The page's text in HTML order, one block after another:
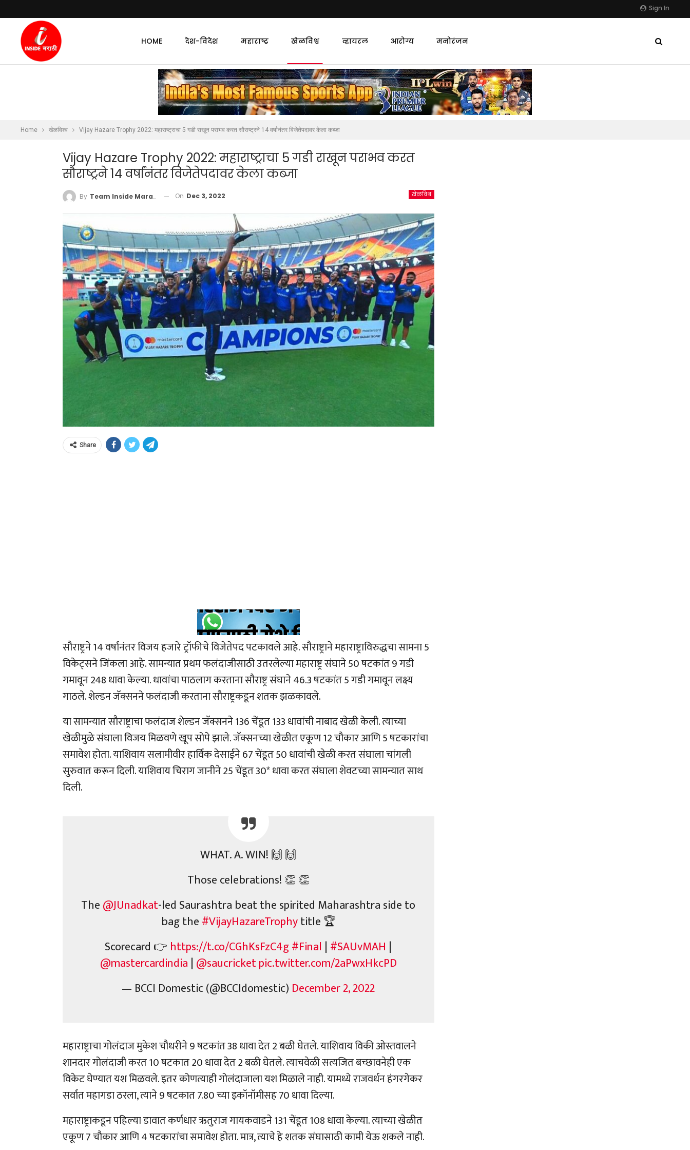
Sign In
HOME देश-विदेश महाराष्ट्र खेळविश्व व्हायरल आरोग्य मनोरंजन
Home खेळविश्व Vijay Hazare Trophy 2022: महाराष्ट्राचा 5 गडी राखून पराभव करत सौराष्ट्रने 14 वर्षांनंतर विजेतेपदावर केला कब्जा
Vijay Hazare Trophy 2022: महाराष्ट्राचा 5 गडी राखून पराभव करत
सौराष्ट्रने 14 वर्षांनंतर विजेतेपदावर केला कब्जा
खेळविश्व
By Team Inside Marathi On Dec 3, 2022
Share
सौराष्ट्रने 14 वर्षांनंतर विजय हजारे ट्रॉफीचे विजेतेपद पटकावले आहे. सौराष्ट्राने महाराष्ट्राविरुद्धचा सामना 5
विकेट्सने जिंकला आहे. सामन्यात प्रथम फलंदाजीसाठी उतरलेल्या महाराष्ट्र संघाने 50 षटकांत 9 गडी
गमावून 248 धावा केल्या. धावांचा पाठलाग करताना सौराष्ट्र संघाने 46.3 षटकांत 5 गडी गमावून लक्ष्य
गाठले. शेल्डन जॅक्सनने फलंदाजी करताना सौराष्ट्रकडून शतक झळकावले.
या सामन्यात सौराष्ट्राचा फलंदाज शेल्डन जॅक्सनने 136 चेंडूत 133 धावांची नाबाद खेळी केली. त्याच्या
खेळीमुळे संघाला विजय मिळवणे खूप सोपे झाले. जॅक्सनच्या खेळीत एकूण 12 चौकार आणि 5 षटकारांचा
समावेश होता. याशिवाय सलामीवीर हार्विक देसाईने 67 चेंडूत 50 धावांची खेळी करत संघाला चांगली
सुरुवात करून दिली. याशिवाय चिराग जानीने 25 चेंडूत 30* धावा करत संघाला शेवटच्या सामन्यात साथ
दिली.
WHAT. A. WIN! 🙌 🙌
Those celebrations! 👏 👏
The@JUnadkat-led Saurashtra beat the spirited Maharashtra side to
bag the#VijayHazareTrophytitle 🏆
Scorecard 👉 https://t.co/CGhKsFzC4g#Final | #SAUvMAH |
@mastercardindia | @saucricketpic.twitter.com/2aPwxHkcPD
— BCCI Domestic (@BCCIdomestic) December 2, 2022
महाराष्ट्राचा गोलंदाज मुकेश चौधरीने 9 षटकांत 38 धावा देत 2 बळी घेतले. याशिवाय विकी ओस्तवालने
शानदार गोलंदाजी करत 10 षटकात 20 धावा देत 2 बळी घेतले. त्याचवेळी सत्यजित बच्छावनेही एक
विकेट घेण्यात यश मिळवले. इतर कोणत्याही गोलंदाजाला यश मिळाले नाही. यामध्ये राजवर्धन हंगरगेकर
सर्वात महागडा ठरला, त्याने 9 षटकात 7.80 च्या इकॉनॉमीसह 70 धावा दिल्या.
महाराष्ट्राकडून पहिल्या डावात कर्णधार ऋतुराज गायकवाडने 131 चेंडूत 108 धावा केल्या. त्याच्या खेळीत
एकूण 7 चौकार आणि 4 षटकारांचा समावेश होता. मात्र, त्याचे हे शतक संघासाठी कामी येऊ शकले नाही.